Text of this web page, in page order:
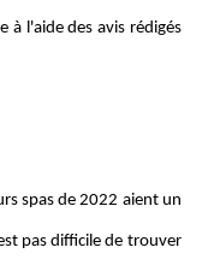
à l'aide des avis rédigés
spas de 2022 aient un
pas difficile de trouver